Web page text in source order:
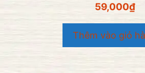
g
o
à
i
59,000₫
Thêm vào giỏ